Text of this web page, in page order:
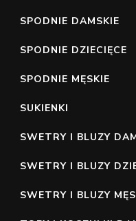
SPODNIE DAMSKIE
SPODNIE DZIECIĘCE
SPODNIE MĘSKIE
SUKIENKI
SWETRY I BLUZY
SWETRY I BLUZY
SWETRY I BLUZY